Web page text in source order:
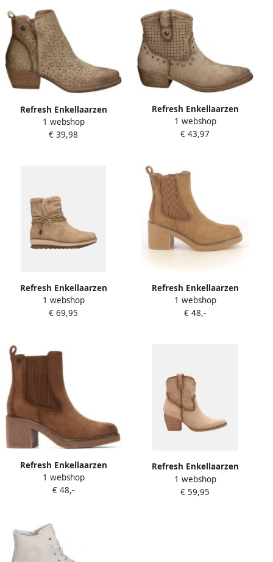
Refresh Enkellaarzen
17504101
1 webshop
€ 39,98
Refresh Enkellaarzen
175042
1 webshop
€ 43,97
Refresh Enkellaarzen
17325003
1 webshop
€ 69,95
Refresh Enkellaarzen
17303902
1 webshop
€ 48,-
Refresh Enkellaarzen
173039
1 webshop
€ 48,-
Refresh Enkellaarzen
17251802
1 webshop
€ 59,95